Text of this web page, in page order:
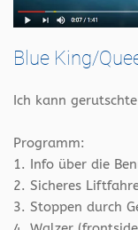
Blue King/
Ich kann
Programm:
1. Info über die
2. Sicheres
3. Stoppen durch